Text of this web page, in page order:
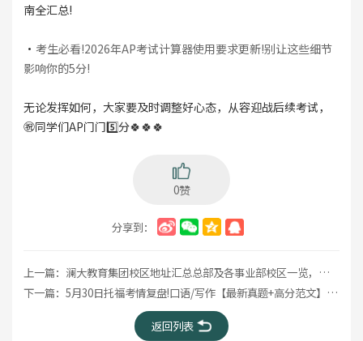
南全汇总!
· 考生必看!2026年AP考试计算器使用要求更新!别让这些细节
影响你的5分!
无论发挥如何，大家要及时调整好心态，从容迎战后续考试，
㊗️同学们AP门门5️⃣分🍀🍀🍀
0赞
分享到：
上一篇： 澜大教育集团校区地址汇总总部及各事业部校区一览，选择离你最近的学习中心!
下一篇： 5月30日托福考情复盘!口语/写作【最新真题+高分范文】全汇总
返回列表